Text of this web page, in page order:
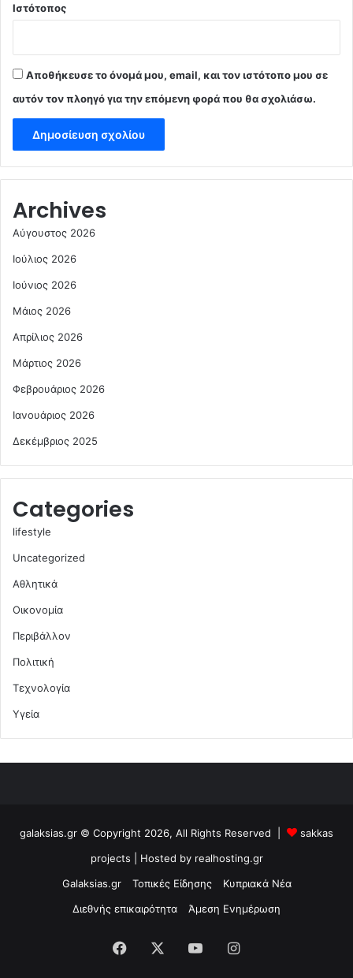
Ιστότοπος
Αποθήκευσε το όνομά μου, email, και τον ιστότοπο μου σε
αυτόν τον πλοηγό για την επόμενη φορά που θα σχολιάσω.
Archives
Αύγουστος 2026
Ιούλιος 2026
Ιούνιος 2026
Μάιος 2026
Απρίλιος 2026
Μάρτιος 2026
Φεβρουάριος 2026
Ιανουάριος 2026
Δεκέμβριος 2025
Categories
lifestyle
Uncategorized
Αθλητικά
Οικονομία
Περιβάλλον
Πολιτική
Τεχνολογία
Υγεία
galaksias.gr © Copyright 2026, All Rights Reserved |
sakkas
projects | Hosted by realhosting.gr
Galaksias.gr
Τοπικές Είδησης
Κυπριακά Νέα
Διεθνής επικαιρότητα
Άμεση Ενημέρωση
Facebook YouTubeInstagram